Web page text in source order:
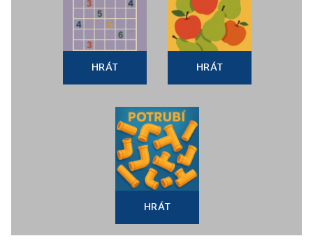
HRÁT HRÁT
HRÁT